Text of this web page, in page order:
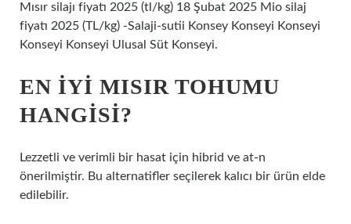
Mısır silajı fiyatı 2025 (tl/kg) 18 Şubat 2025 Mio silaj
fiyatı 2025 (TL/kg) -Salaji-sutii Konsey Konseyi Konseyi
Konseyi Konseyi Ulusal Süt Konseyi.
EN IYI MISIR TOHUMU
HANGISI?
Lezzetli ve verimli bir hasat için hibrid ve at-n
önerilmiştir. Bu alternatifler seçilerek kalıcı bir ürün elde
edilebilir.